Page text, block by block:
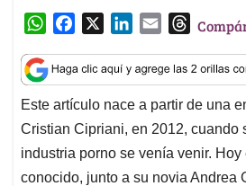
W
a
t
s
A
p
p
c
e
b
o
o
k
n
k
e
d
I
n
a
i
l
T
r
e
a
d
s
Este artículo nace a partir de una
Cristian Cipriani, en 2012, cuando
industria porno se venía venir.
conocido, junto a su novia Andrea